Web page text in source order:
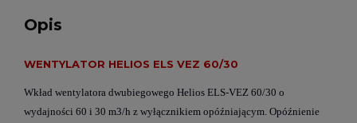
Opis
WENTYLATOR HELIOS ELS VEZ 60/30
Wkład wentylatora dwubiegowego Helios ELS-VEZ 60/30 o
wydajności 60 i 30 m3/h z wyłącznikiem opóźniającym. Opóźnienie